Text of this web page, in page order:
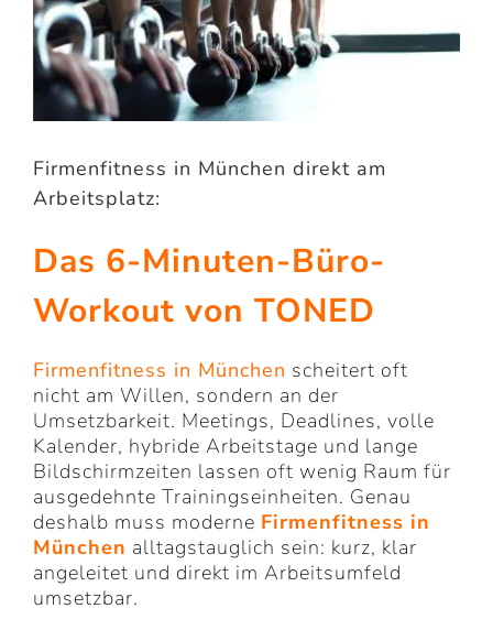
Firmenfitness in München direkt am
Arbeitsplatz:
Das 6-Minuten-Büro-
Workout von TONED
Firmenfitness in München scheitert oft
nicht am Willen, sondern an der
Umsetzbarkeit. Meetings, Deadlines, volle
Kalender, hybride Arbeitstage und lange
Bildschirmzeiten lassen oft wenig Raum für
ausgedehnte Trainingseinheiten. Genau
deshalb muss moderne Firmenfitness in
München alltagstauglich sein: kurz, klar
angeleitet und direkt im Arbeitsumfeld
umsetzbar.